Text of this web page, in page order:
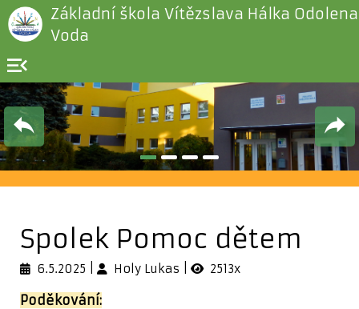
Základní škola Vítězslava Hálka Odolena
Voda
menu_open
Spolek Pomoc dětem
6.5.2025 Holy Lukas 2513x
Poděkování: